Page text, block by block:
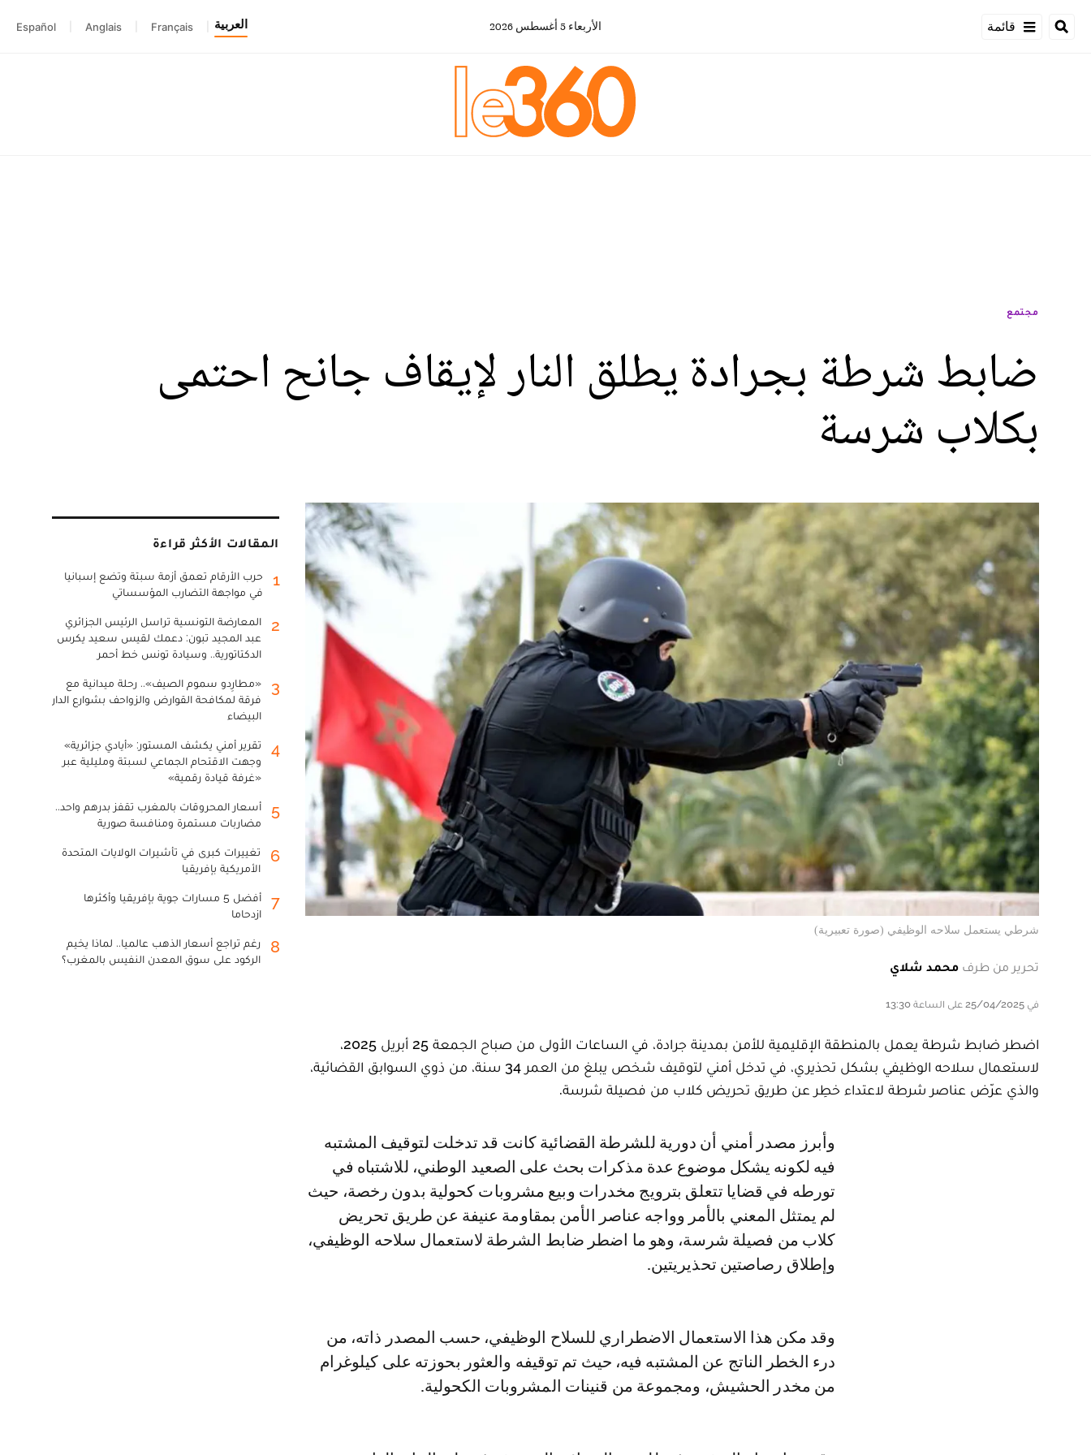
قائمة الأربعاء 5 أغسطس 2026 العربية Français
Anglais
Español
مجتمع
ضابط شرطة بجرادة يطلق النار لإيقاف جانح احتمى
بكلاب شرسة
شرطي يستعمل سلاحه الوظيفي (صورة تعبيرية)
تحرير من طرف محمد شلاي
في 25/04/2025 على الساعة 13:30
اضطر ضابط شرطة يعمل بالمنطقة الإقليمية للأمن بمدينة جرادة، في الساعات الأولى من صباح الجمعة 25 أبريل 2025،
لاستعمال سلاحه الوظيفي بشكل تحذيري، في تدخل أمني لتوقيف شخص يبلغ من العمر 34 سنة، من ذوي السوابق القضائية،
والذي عرّض عناصر شرطة لاعتداء خطِر عن طريق تحريض كلاب من فصيلة شرسة.
وأبرز مصدر أمني أن دورية للشرطة القضائية كانت قد تدخلت لتوقيف المشتبه
فيه لكونه يشكل موضوع عدة مذكرات بحث على الصعيد الوطني، للاشتباه في
تورطه في قضايا تتعلق بترويج مخدرات وبيع مشروبات كحولية بدون رخصة، حيث
لم يمتثل المعني بالأمر وواجه عناصر الأمن بمقاومة عنيفة عن طريق تحريض
كلاب من فصيلة شرسة، وهو ما اضطر ضابط الشرطة لاستعمال سلاحه الوظيفي،
وإطلاق رصاصتين تحذيريتين.
وقد مكن هذا الاستعمال الاضطراري للسلاح الوظيفي، حسب المصدر ذاته، من
درء الخطر الناتج عن المشتبه فيه، حيث تم توقيفه والعثور بحوزته على كيلوغرام
من مخدر الحشيش، ومجموعة من قنينات المشروبات الكحولية.
المقالات الأكثر قراءة
1
حرب الأرقام تعمق أزمة سبتة وتضع إسبانيا
في مواجهة التضارب المؤسساتي
2
المعارضة التونسية تراسل الرئيس الجزائري
عبد المجيد تبون: دعمك لقيس سعيد يكرس
الدكتاتورية.. وسيادة تونس خط أحمر
3
«مطارِدو سموم الصيف».. رحلة ميدانية مع
فرقة لمكافحة القوارض والزواحف بشوارع الدار
البيضاء
4
تقرير أمني يكشف المستور: «أيادي جزائرية»
وجهت الاقتحام الجماعي لسبتة ومليلية عبر
«غرفة قيادة رقمية»
5
أسعار المحروقات بالمغرب تقفز بدرهم واحد..
مضاربات مستمرة ومنافسة صورية
6
تغييرات كبرى في تأشيرات الولايات المتحدة
الأمريكية بإفريقيا
7
أفضل 5 مسارات جوية بإفريقيا وأكثرها
ازدحاما
8
رغم تراجع أسعار الذهب عالميا.. لماذا يخيم
الركود على سوق المعدن النفيس بالمغرب؟